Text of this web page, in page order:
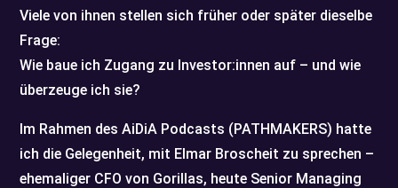
Viele von ihnen stellen sich früher oder später dieselbe
Frage:
Wie baue ich Zugang zu Investor:innen auf – und wie
überzeuge ich sie?
Im Rahmen des AiDiA Podcasts (PATHMAKERS) hatte
ich die Gelegenheit, mit Elmar Broscheit zu sprechen –
ehemaliger CFO von Gorillas, heute Senior Managing